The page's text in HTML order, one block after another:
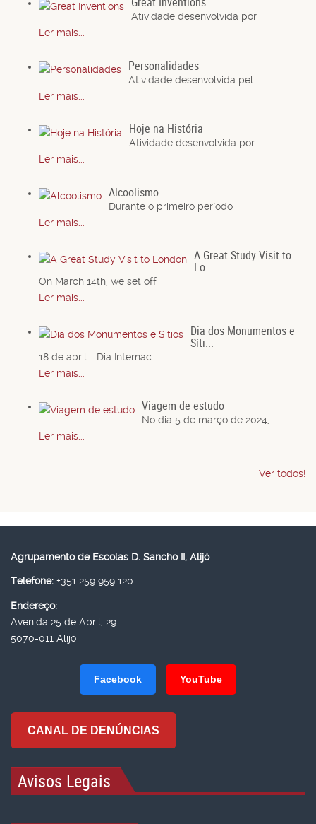
Atividade desenvolvida por
Ler mais...
Personalidades
Atividade desenvolvida pel
Ler mais...
Hoje na História
Atividade desenvolvida por
Ler mais...
Alcoolismo
Durante o primeiro período
Ler mais...
A Great Study Visit to
Lo...
On March 14th, we set off
Ler mais...
Dia dos Monumentos e
Síti...
18 de abril - Dia Internac
Ler mais...
Viagem de estudo
No dia 5 de março de 2024,
Ler mais...
Ver todos!
Agrupamento de Escolas D. Sancho II, Alijó
Telefone: +351 259 959 120
Endereço:
Avenida 25 de Abril, 29
5070-011 Alijó
Facebook YouTube
CANAL DE DENÚNCIAS
Avisos Legais